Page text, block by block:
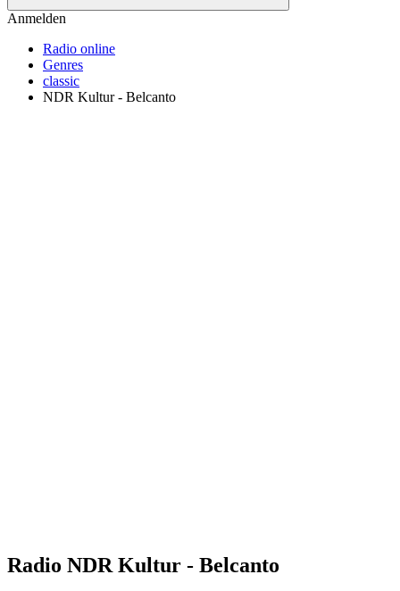
Anmelden
Radio online
Genres
classic
NDR Kultur - Belcanto
Radio NDR Kultur - Belcanto